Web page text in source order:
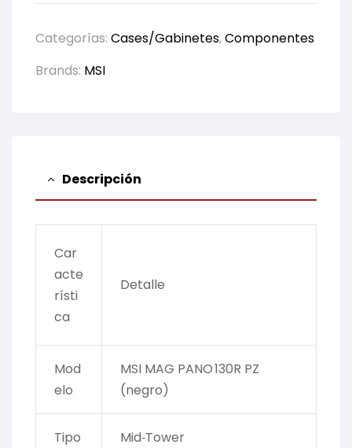
Categorías: Cases/Gabinetes,Componentes
Brands: MSI
Descripción
Car
acte
rísti
ca
Detalle
Mod
elo
MSI MAG PANO 130R PZ
(negro)
Tipo
Mid‑Tower